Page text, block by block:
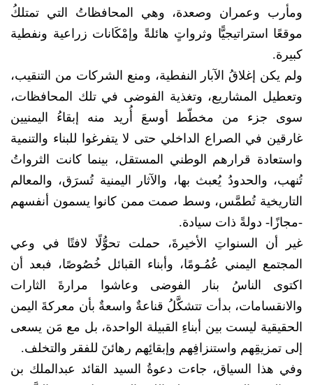
ومأرب وعمران وصعدة، وهي المحافظاتُ التي تمتلكُ
موقعًا استراتيجيًّا وثرواتٍ هائلةً وإمْكَانات زراعية ونفطية
كبيرة.
ولم يكن إغلاقُ الآبار النفطية، ومنع الشركات من التنقيب،
وتعطيل المشاريع، وتغذية الفوضى في تلك المحافظات،
سوى جزء من مخطّط أوسعَ أُريد منه إبقاءُ اليمنيين
غارقين في الصراع الداخلي حتى لا يتفرغوا للبناء والتنمية
واستعادة قرارهم الوطني المستقل، بينما كانت الثرواتُ
تُنهب، والحدودُ يُعبث بها، والآثار اليمنية تُسرَق، والمعالم
التاريخية تُطمَّس، وسط صمت ممن كانوا يسمون أنفسهم
-مجازًا- دولةً ذات سيادة.
غير أن السنواتِ الأخيرةَ، حملت تحوُّلًا لافتًا في وعي
المجتمع اليمني عُمُـومًا، وأبناء القبائل خُصُوصًا، فبعد أن
اكتوى الناسُ بنار الفوضى وعاشوا مرارةَ الثارات
والانقسامات، بدأت تتشكَّلُ قناعةٌ واسعةٌ بأن معركةَ اليمن
الحقيقية ليست بين أبناءِ القبيلة الواحدة، بل مع مَن يسعى
إلى تمزيقِهم واستنزافِهم وإبقائِهم رهائنَ للفقر والتخلف.
وفي هذا السياق، جاءت دعوةُ السيد القائد عبدالملك بن